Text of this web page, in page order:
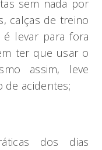
sem nada por
calças de treino
levar para fora
ter que usar o
assim, leve
de acidentes;
dos dias